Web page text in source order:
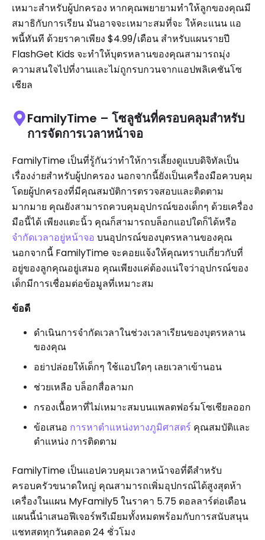
เหมาะสำหรับผู้ปกครอง หากคุณพยายามทำให้ลูกของคุณมี
สมาธิกับการเรียน มันอาจจะเหมาะสมที่จะ ให้คะแนน แอ
พนี้ทันที ด้วยราคาเพียง $4.99/เดือน สำหรับแผนรายปี
FlashGet Kids จะทำให้บุตรหลานของคุณสามารถมุ่ง
ความสนใจไปที่งานและไม่ถูกรบกวนจากแอปพลิเคชันโซ
เชียล
FamilyTime – โซลูชันที่ครอบคลุมสำหรับ
การจัดการเวลาหน้าจอ
FamilyTime เป็นที่รู้กันว่าทำให้การเลี้ยงดูแบบดิจิทัลเป็น
เรื่องง่ายสำหรับผู้ปกครอง นอกจากนี้ยังเป็นเครื่องมือควบคุม
โดยผู้ปกครองที่มีคุณสมบัติการตรวจสอบและติดตาม
มากมาย คุณยังสามารถควบคุมอุปกรณ์ของเด็กๆ ด้วยเครื่อง
มือนี้ได้ เพียงแตะนิ้ว คุณก็สามารถบล็อกแอปใดก็ได้หรือ
จำกัดเวลาอยู่หน้าจอ บนอุปกรณ์ของบุตรหลานของคุณ
นอกจากนี้ FamilyTime จะคอยแจ้งให้คุณทราบเกี่ยวกับที่
อยู่ของลูกคุณอยู่เสมอ คุณเพียงแค่ต้องแน่ใจว่าอุปกรณ์ของ
เด็กมีการเชื่อมต่อข้อมูลที่เหมาะสม
ข้อดี
ดำเนินการจำกัดเวลาในช่วงเวลาเรียนของบุตรหลาน
ของคุณ
อย่าปล่อยให้เด็กๆ ใช้แอปใดๆ เลยเวลาเข้านอน
ช่วยเหลือ บล็อกสื่อลามก
กรองเนื้อหาที่ไม่เหมาะสมบนแพลตฟอร์มโซเชียลออก
ข้อเสนอ การหาตำแหน่งทางภูมิศาสตร์ คุณสมบัติและ
ตำแหน่ง การติดตาม
FamilyTime เป็นแอปควบคุมเวลาหน้าจอที่ดีสำหรับ
ครอบครัวขนาดใหญ่ คุณสามารถเพิ่มอุปกรณ์ได้สูงสุดห้า
เครื่องในแผน MyFamily5 ในราคา 5.75 ดอลลาร์ต่อเดือน
แผนนี้นำเสนอฟีเจอร์พรีเมียมทั้งหมดพร้อมกับการสนับสนุน
แชทสดทุกวันตลอด 24 ชั่วโมง